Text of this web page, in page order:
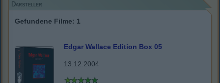
Darsteller
Gefundene Filme: 1
Edgar Wallace Edition Box 05
13.12.2004